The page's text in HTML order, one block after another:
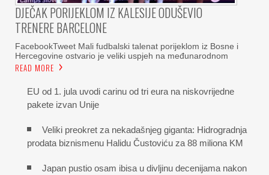
DJEČAK PORIJEKLOM IZ KALESIJE ODUŠEVIO
TRENERE BARCELONE
FacebookTweet Mali fudbalski talenat porijeklom iz Bosne i
Hercegovine ostvario je veliki uspjeh na međunarodnom
READ MORE
EU od 1. jula uvodi carinu od tri eura na niskovrijedne
pakete izvan Unije
Veliki preokret za nekadašnjeg giganta: Hidrogradnja
prodata biznismenu Halidu Čustoviću za 88 miliona KM
Japan pustio osam ibisa u divljinu decenijama nakon